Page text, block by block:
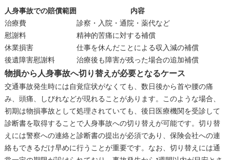
人身事故での賠償範囲
内容
治療費
診察・入院・通院・薬代など
慰謝料
精神的苦痛に対する補償
休業損害
仕事を休んだことによる収入減の補償
後遺障害慰謝料
治療後も障害が残った場合の追加補償
物損から人身事故へ切り替えが必要となるケース
交通事故発生時には自覚症状がなくても、数日後から首や腰の痛
み、頭痛、しびれなどが現れることがあります。このような場合、
初期は物損事故として処理されていても、後日医療機関を受診して
診断書を取得することで人身事故への切り替えが可能です。切り替
えには警察への連絡と診断書の提出が必須であり、保険会社への連
絡もできるだけ早めに行うことが重要です。なお、切り替えには通